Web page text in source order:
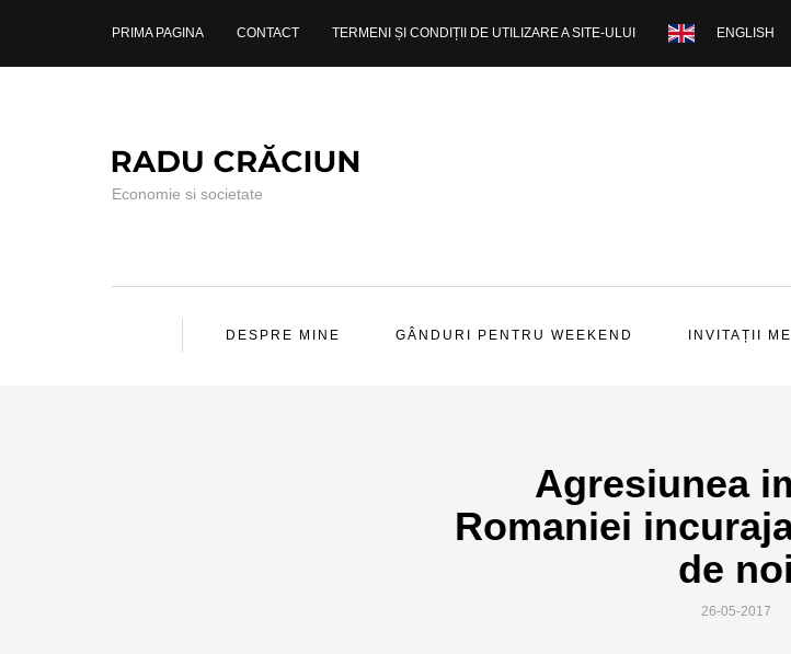
PRIMA PAGINA CONTACT TERMENI ȘI CONDIȚII DE UTILIZARE A SITE-ULUI ENGLISH
Economie si societate
DESPRE MINE GÂNDURI PENTRU WEEKEND INVITAȚII MEI
Agresiunea
Romaniei
de noi
26-05-2017